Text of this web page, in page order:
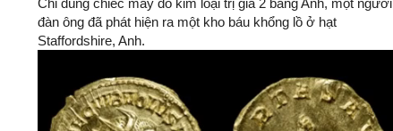
đàn ông đã phát hiện ra một kho báu khổng lồ ở hạt
Staffordshire, Anh.